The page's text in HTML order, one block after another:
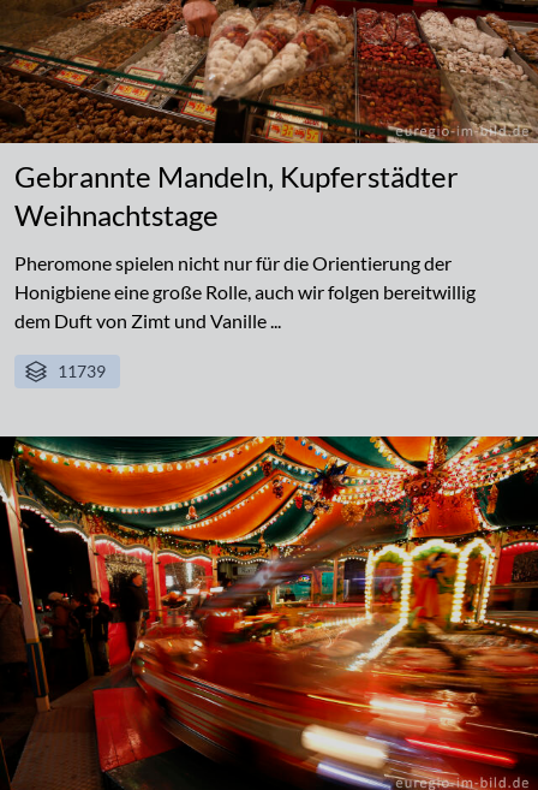
Gebrannte Mandeln, Kupferstädter
Weihnachtstage
Pheromone spielen nicht nur für die Orientierung der
Honigbiene eine große Rolle, auch wir folgen bereitwillig
dem Duft von Zimt und Vanille ...
11739